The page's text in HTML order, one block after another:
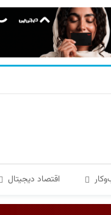
اقتصاد دیجیتال